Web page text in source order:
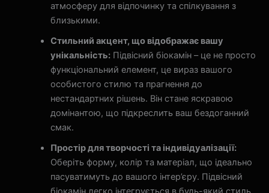
атмосферу для відпочинку та спілкування з
близькими.
Стильний акцент, що відображає вашу
унікальність:Підвісний біокамін – це не просто
функціональний елемент, це вираз вашого
особистого стилю та прагнення до
нестандартних рішень. Він стане яскравою
домінантою, що підкреслить ваш бездоганний
смак.
Простір для творчості та індивідуалізації:
Оберіть форму, колір та матеріал, що ідеально
пасуватимуть до вашого інтер’єру. Підвісний